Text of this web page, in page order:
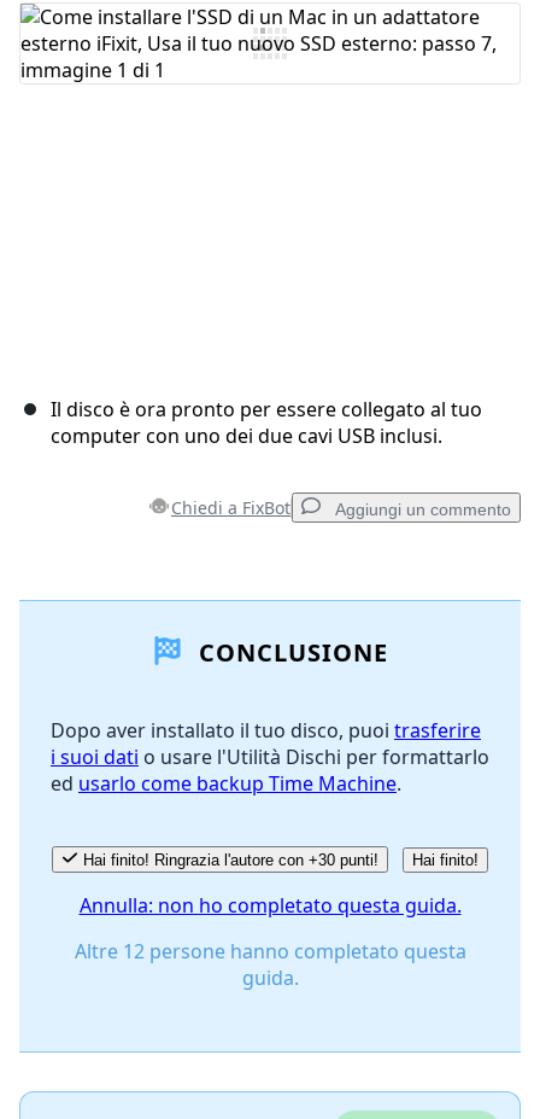
Aggiungi Commento
Il disco è ora pronto per essere collegato al tuo
computer con uno dei due cavi USB inclusi.
Chiedi a FixBot Aggiungi un commento
Aggiungi Commento
Annulla Pubblica commento
CONCLUSIONE
Dopo aver installato il tuo disco, puoi trasferire
i suoi dati o usare l'Utilità Dischi per formattarlo
ed usarlo come backup Time Machine.
Hai finito! Ringrazia l'autore con +30 punti! Hai finito!
Annulla: non ho completato questa guida.
Altre 12 persone hanno completato questa
guida.